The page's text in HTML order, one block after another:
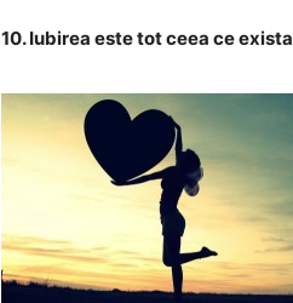
10. Iubirea este tot ceea ce exista